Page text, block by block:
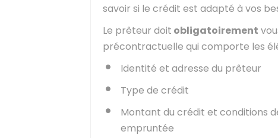
savoir si le crédit est adapté à vos
Le prêteur doit obligatoirement
précontractuelle qui comporte les
Identité et adresse du prêteur
Type de crédit
Montant du crédit et conditions
empruntée